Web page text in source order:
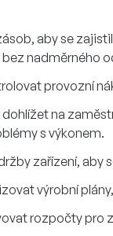
aby se
nadměrného
provozní
na
s výkonem.
zařízení,
výrobní
rozpočty pro